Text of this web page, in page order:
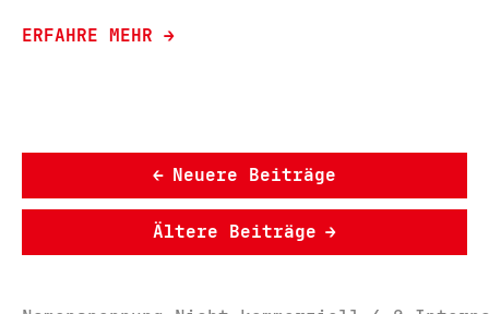
ERFAHRE MEHR →
← Neuere Beiträge
Ältere Beiträge →